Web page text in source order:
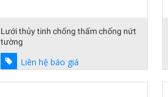
Lưới thủy tinh chống thấm chống nứt
tường
Liên hệ báo giá